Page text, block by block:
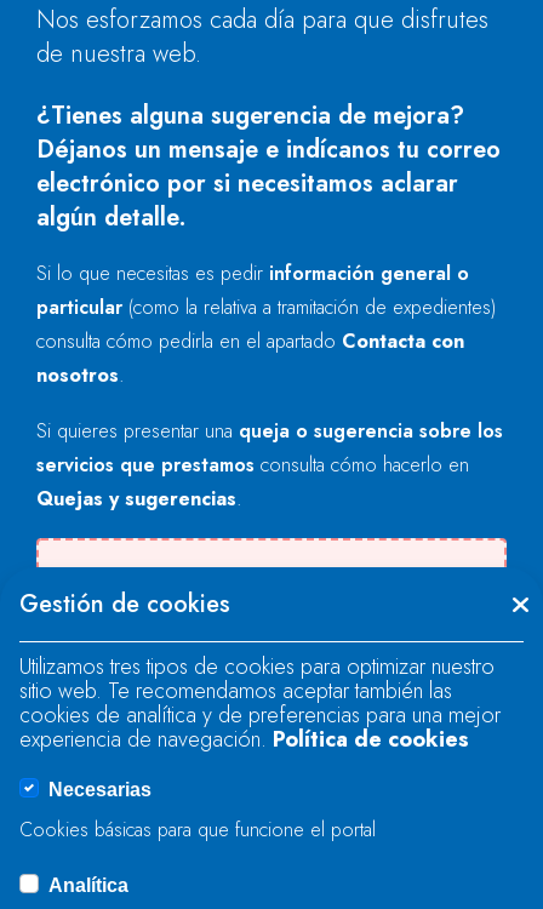
Nos esforzamos cada día para que disfrutes
de nuestra web.
¿Tienes alguna sugerencia de mejora?
Déjanos un mensaje e indícanos tu correo
electrónico por si necesitamos aclarar
algún detalle.
Si lo que necesitas es pedir información general o
particular (como la relativa a tramitación de expedientes)
consulta cómo pedirla en el apartado Contacta con
nosotros.
Si quieres presentar una queja o sugerencia sobre los
servicios que prestamos consulta cómo hacerlo en
Quejas y sugerencias.
"text".
Se produjo un error al cargar el campo
"text".
Se produjo un error al cargar el campo
Gestión de cookies
Utilizamos tres tipos de cookies para optimizar nuestro
sitio web. Te recomendamos aceptar también las
cookies de analítica y de preferencias para una mejor
experiencia de navegación. Política de cookies
Necesarias
Cookies básicas para que funcione el portal
Analítica